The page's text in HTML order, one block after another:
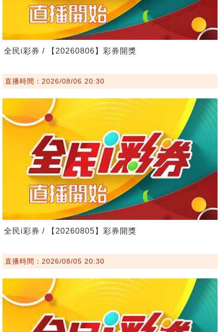
全民i彩券 / 【20260806】彩券開獎
直播時間：2026/08/06 20:30
全民i彩券 / 【20260805】彩券開獎
直播時間：2026/08/05 20:30